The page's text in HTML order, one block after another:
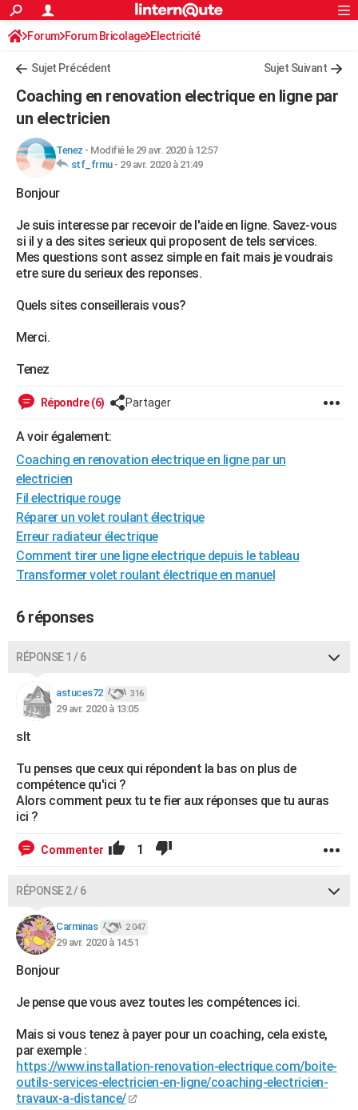
ACTUALITÉS
Politique
Société
Faits Divers
Education
Monde
Villes
+
Programme TV
Streaming
Sorties cinéma
Musique
FINANCE
Retraite
Impôts
Epargne
Immobilier
Risques naturels par ville
Banque
Assurance
Crédit
AUTO
Réserver un essai
Citadines
Forum auto
Forum
Aménagement intérieur
Extérieur
Cuisine
Salle de bains
Jardinage
Rangement
WEEK-END
Guides de France
Escapades
Patrimoine
Expositions
Musées
Week-end nature
+LIFESTYLE
Art de vivre
Bien-être
Loisirs
Mode
Modes de vie
SANTE
Alimentation
Guide de la santé
Maladies
Médicaments
Sommeil
VOYAGE
Destinations
City break
Voyage nature
Voyage de noces
Forum
Climat
GUIDES D'ACHAT
BONS PLANS
CARTE DE VOEUX
Carte de Noël
Carte Bonne année
Carte Saint-Valentin
Carte Pâques
Carte d'anniversaire
DICTIONNAIRE
Dictionnaire
Biographies
Citations
Expressions
Proverbes
PROGRAMME TV
COPAINS D'AVANT
S'inscrire
Connexion
Forum Forum Bricolage Electricité
Sujet Précédent Sujet Suivant
Coaching en renovation electrique en ligne par
un electricien
Tenez - Modifié le 29 avr. 2020 à 12:57
stf_frmu- 29 avr. 2020 à 21:49
Bonjour
Je suis interesse par recevoir de l'aide en ligne. Savez-vous
si il y a des sites serieux qui proposent de tels services.
Mes questions sont assez simple en fait mais je voudrais
etre sure du serieux des reponses.
Quels sites conseillerais vous?
Merci.
Tenez
Répondre (6) Partager
A voir également:
Coaching en renovation electrique en ligne par un
electricien
Fil electrique rouge
Réparer un volet roulant électrique
Erreur radiateur électrique
Comment tirer une ligne electrique depuis le tableau
Transformer volet roulant électrique en manuel
6 réponses
RÉPONSE 1 / 6
astuces72 316
29 avr. 2020 à 13:05
slt
Tu penses que ceux qui répondent la bas on plus de
compétence qu'ici ?
Alors comment peux tu te fier aux réponses que tu auras
ici ?
Commenter 1
RÉPONSE 2 / 6
Carminas 2 047
29 avr. 2020 à 14:51
Bonjour
Je pense que vous avez toutes les compétences ici.
Mais si vous tenez à payer pour un coaching, cela existe,
par exemple :
https://www.installation-renovation-electrique.com/boite-
outils-services-electricien-en-ligne/coaching-electricien-
travaux-a-distance/